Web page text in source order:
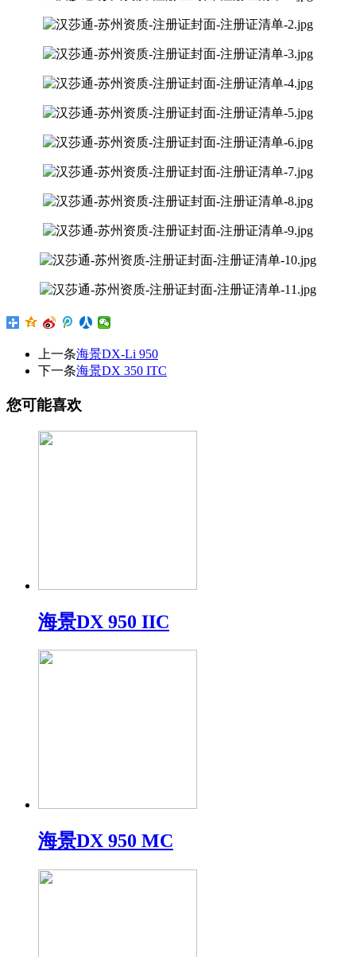
上一条海景DX-Li 950
下一条海景DX 350 ITC
您可能喜欢
海景DX 950 IIC
海景DX 950 MC